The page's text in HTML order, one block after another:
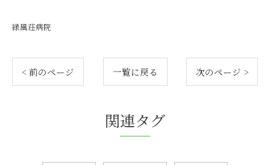
緑風荘病院
< 前のページ 一覧に戻る 次のページ >
関連タグ